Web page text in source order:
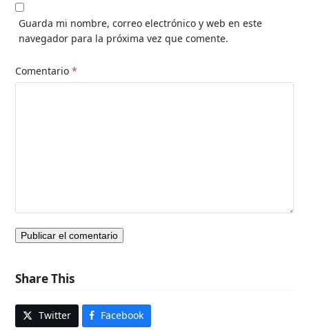
Guarda mi nombre, correo electrónico y web en este
navegador para la próxima vez que comente.
Comentario*
Share This
Twitter Facebook